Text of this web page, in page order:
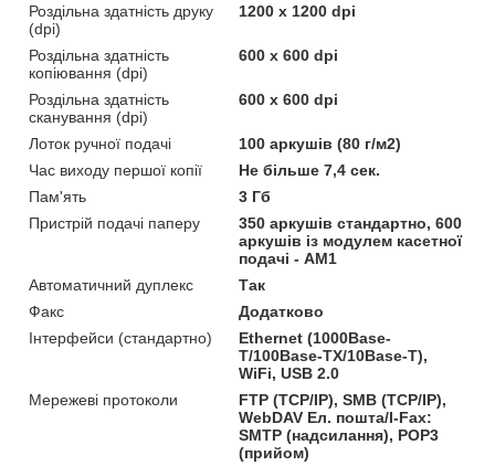
Роздільна здатність друку
(dpi)
1200 х 1200 dpi
Роздільна здатність
копіювання (dpi)
600 x 600 dpi
Роздільна здатність
сканування (dpi)
600 x 600 dpi
Лоток ручної подачі
100 аркушів (80 г/м2)
Час виходу першої копії
Не більше 7,4 сек.
Пам'ять
3 Гб
Пристрій подачі паперу
350 аркушів стандартно, 600
аркушів із модулем касетної
подачі - AM1
Автоматичний дуплекс
Так
Факс
Додатково
Інтерфейси (стандартно)
Ethernet (1000Base-
T/100Base-TX/10Base-T),
WiFi, USB 2.0
Мережеві протоколи
FTP (TCP/IP), SMB (TCP/IP),
WebDAV Ел. пошта/I-Fax:
SMTP (надсилання), POP3
(прийом)